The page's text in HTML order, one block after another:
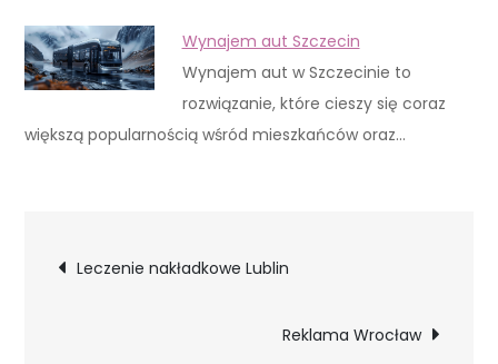
Wynajem aut Szczecin
Wynajem aut w Szczecinie to
rozwiązanie, które cieszy się coraz
większą popularnością wśród mieszkańców oraz…
Nawigacja
Leczenie nakładkowe Lublin
Reklama Wrocław